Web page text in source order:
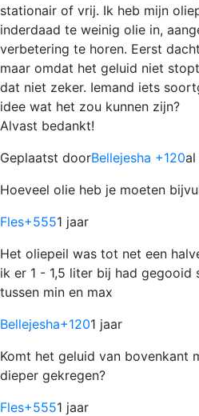
stationair of vrij. Ik heb mijn
inderdaad te weinig olie in,
verbetering te horen. Eerst
maar omdat het geluid niet
dat niet zeker. Iemand iets
idee wat het zou kunnen zijn?
Alvast bedankt!
Geplaatst doorBellejesha +120al
Hoeveel olie heb je moeten
Fles+5551 jaar
Het oliepeil was tot net een
ik er 1 - 1,5 liter bij had gegooid
tussen min en max
Bellejesha+1201 jaar
Komt het geluid van bovenkant
dieper gekregen?
Fles+5551 jaar